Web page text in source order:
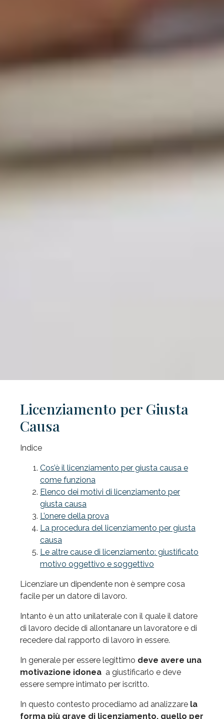
Licenziamento per Giusta
Causa
Indice
Cos’è il licenziamento per giusta causa e
come funziona
Elenco dei motivi di licenziamento per
giusta causa
L’onere della prova
La procedura del licenziamento per giusta
causa
Le altre cause di licenziamento: giustificato
motivo oggettivo e soggettivo
Licenziare un dipendente non è sempre cosa
facile per un datore di lavoro.
Intanto è un atto unilaterale con il quale il datore
di lavoro decide di allontanare un lavoratore e di
recedere dal rapporto di lavoro in essere.
In generale per essere legittimo deve avere una
motivazione idonea a giustificarlo e deve
essere sempre intimato per iscritto.
In questo contesto procediamo ad analizzare la
forma più grave di licenziamento, quello per